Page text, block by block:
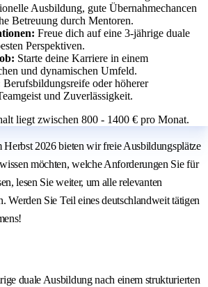
Ausbildung, gute Übernahmechancen
Betreuung durch Mentoren.
Freue dich auf eine 3-jährige duale
Perspektiven.
Starte deine Karriere in einem
und dynamischen Umfeld.
Berufsbildungsreife oder höherer
und Zuverlässigkeit.
liegt zwischen 800 - 1400 € pro Monat.
Herbst 2026 bieten wir freie Ausbildungsplätze
möchten, welche Anforderungen Sie für
lesen Sie weiter, um alle relevanten
Werden Sie Teil eines deutschlandweit tätigen
duale Ausbildung nach einem strukturierten